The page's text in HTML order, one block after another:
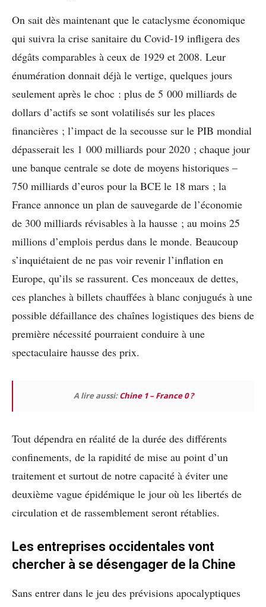
On sait dès maintenant que le cataclysme économique
qui suivra la crise sanitaire du Covid-19 infligera des
dégâts comparables à ceux de 1929 et 2008. Leur
énumération donnait déjà le vertige, quelques jours
seulement après le choc : plus de 5 000 milliards de
dollars d’actifs se sont volatilisés sur les places
financières ; l’impact de la secousse sur le PIB mondial
dépasserait les 1 000 milliards pour 2020 ; chaque jour
une banque centrale se dote de moyens historiques –
750 milliards d’euros pour la BCE le 18 mars ; la
France annonce un plan de sauvegarde de l’économie
de 300 milliards révisables à la hausse ; au moins 25
millions d’emplois perdus dans le monde. Beaucoup
s’inquiétaient de ne pas voir revenir l’inflation en
Europe, qu’ils se rassurent. Ces monceaux de dettes,
ces planches à billets chauffées à blanc conjugués à une
possible défaillance des chaînes logistiques des biens de
première nécessité pourraient conduire à une
spectaculaire hausse des prix.
A lire aussi:Chine 1 – France 0 ?
Tout dépendra en réalité de la durée des différents
confinements, de la rapidité de mise au point d’un
traitement et surtout de notre capacité à éviter une
deuxième vague épidémique le jour où les libertés de
circulation et de rassemblement seront rétablies.
Les entreprises occidentales vont
chercher à se désengager de la Chine
Sans entrer dans le jeu des prévisions apocalyptiques